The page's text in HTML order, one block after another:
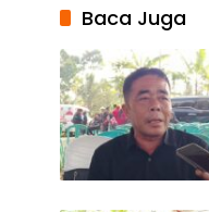
Baca Juga